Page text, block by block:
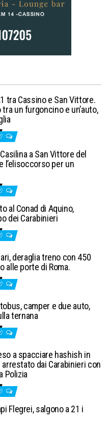
tra Cassino e San Vittore.
un furgoncino e un’auto,
0
a San Vittore del
l’elisoccorso per un
0
al Conad di Aquino,
dei Carabinieri
0
deraglia treno con 450
alle porte di Roma.
0
camper e due auto,
ternana
0
a spacciare hashish in
arrestato dai Carabinieri con
Polizia
0
Flegrei, salgono a 21 i